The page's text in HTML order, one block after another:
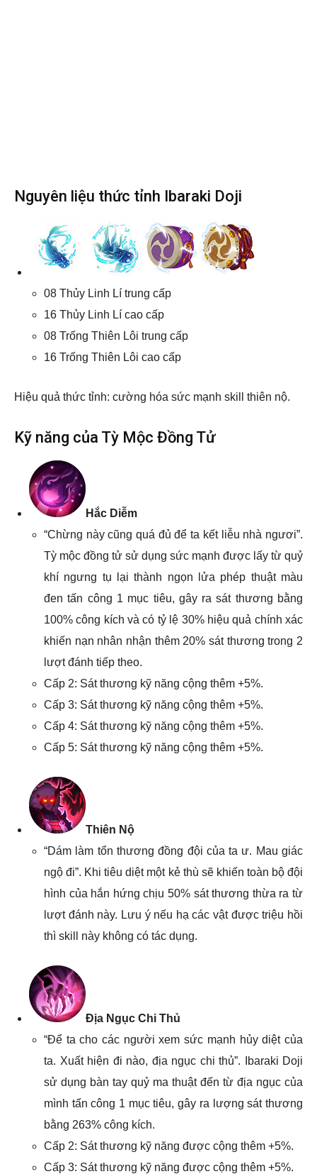
Nguyên liệu thức tỉnh Ibaraki Doji
08 Thủy Linh Lí trung cấp
16 Thủy Linh Lí cao cấp
08 Trống Thiên Lôi trung cấp
16 Trống Thiên Lôi cao cấp
Hiệu quả thức tỉnh: cường hóa sức mạnh skill thiên nộ.
Kỹ năng của Tỳ Mộc Đồng Tử
Hắc Diễm
“Chừng này cũng quá đủ để ta kết liễu nhà ngươi”.
Tỳ mộc đồng tử sử dụng sức mạnh được lấy từ quỷ
khí ngưng tụ lại thành ngọn lửa phép thuật màu
đen tấn công 1 mục tiêu, gây ra sát thương bằng
100% công kích và có tỷ lệ 30% hiệu quả chính xác
khiến nạn nhân nhận thêm 20% sát thương trong 2
lượt đánh tiếp theo.
Cấp 2: Sát thương kỹ năng cộng thêm +5%.
Cấp 3: Sát thương kỹ năng cộng thêm +5%.
Cấp 4: Sát thương kỹ năng cộng thêm +5%.
Cấp 5: Sát thương kỹ năng cộng thêm +5%.
Thiên Nộ
“Dám làm tổn thương đồng đội của ta ư. Mau giác
ngộ đi”. Khi tiêu diệt một kẻ thù sẽ khiến toàn bộ đội
hình của hắn hứng chịu 50% sát thương thừa ra từ
lượt đánh này. Lưu ý nếu hạ các vật được triệu hồi
thì skill này không có tác dụng.
Địa Ngục Chi Thủ
“Để ta cho các người xem sức mạnh hủy diệt của
ta. Xuất hiện đi nào, địa ngục chi thủ”. Ibaraki Doji
sử dụng bàn tay quỷ ma thuật đến từ địa ngục của
mình tấn công 1 mục tiêu, gây ra lượng sát thương
bằng 263% công kích.
Cấp 2: Sát thương kỹ năng được cộng thêm +5%.
Cấp 3: Sát thương kỹ năng được cộng thêm +5%.